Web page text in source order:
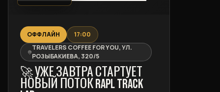
ОФФЛАЙН
17:00
TRAVELERS COFFEE FOR YOU, УЛ.
РОЗЫБАКИЕВА, 320/5
🚀 УЖЕ ЗАВТРА СТАРТУЕТ
НОВЫЙ ПОТОК RAPL TRACK